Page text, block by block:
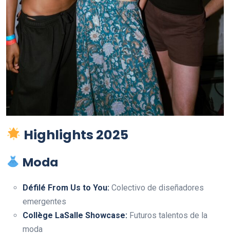
Highlights 2025
Moda
Défilé From Us to You: Colectivo de diseñadores
emergentes
Collège LaSalle Showcase: Futuros talentos de la
moda